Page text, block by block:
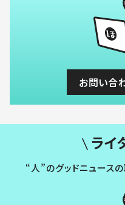
お問い合
ライ
“人”のグッドニュース